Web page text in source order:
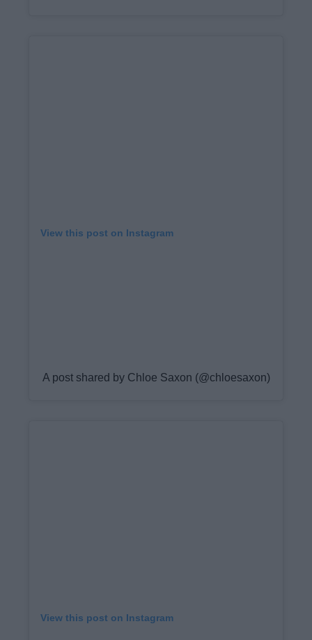
View this post on Instagram
A post shared by Chloe Saxon (@chloesaxon)
View this post on Instagram